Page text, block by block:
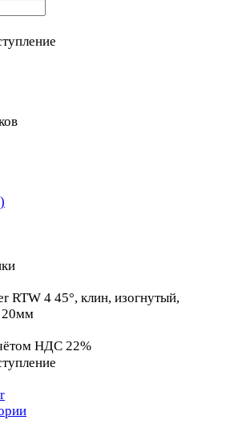
RTW 4 45°, клин, изогнутый,
20мм
НДС 22%